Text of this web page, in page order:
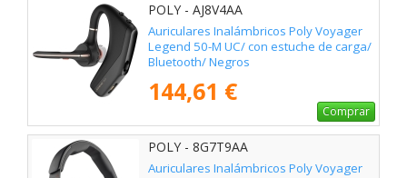
POLY - AJ8V4AA
Auriculares Inalámbricos Poly Voyager
Legend 50-M UC/ con estuche de carga/
Bluetooth/ Negros
144,61 €
Comprar
POLY - 8G7T9AA
Auriculares Inalámbricos Poly Voyager